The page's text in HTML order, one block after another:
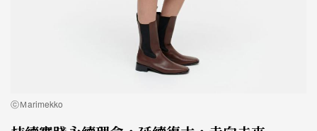
ⓒＭarimekko